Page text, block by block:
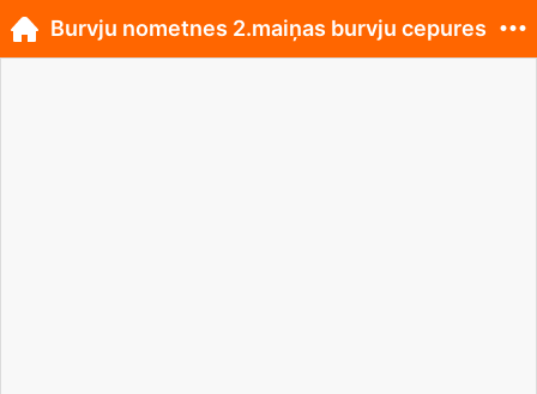
Burvju nometnes 2.maiņas burvju cepures